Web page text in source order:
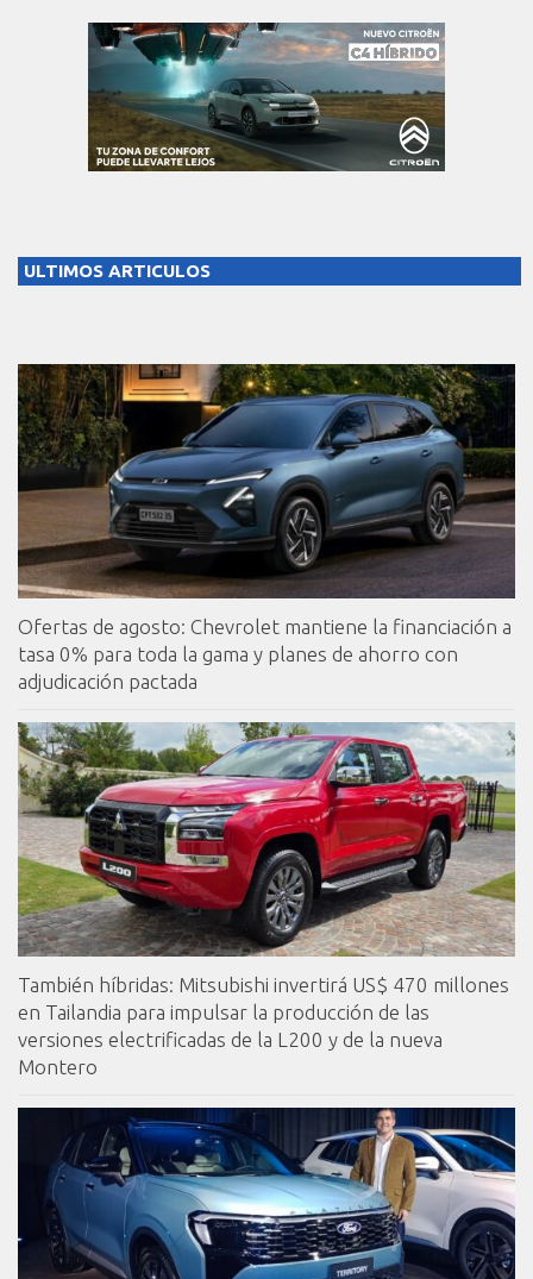
ULTIMOS ARTICULOS
Ofertas de agosto: Chevrolet mantiene la financiación a
tasa 0% para toda la gama y planes de ahorro con
adjudicación pactada
También híbridas: Mitsubishi invertirá US$ 470 millones
en Tailandia para impulsar la producción de las
versiones electrificadas de la L200 y de la nueva
Montero